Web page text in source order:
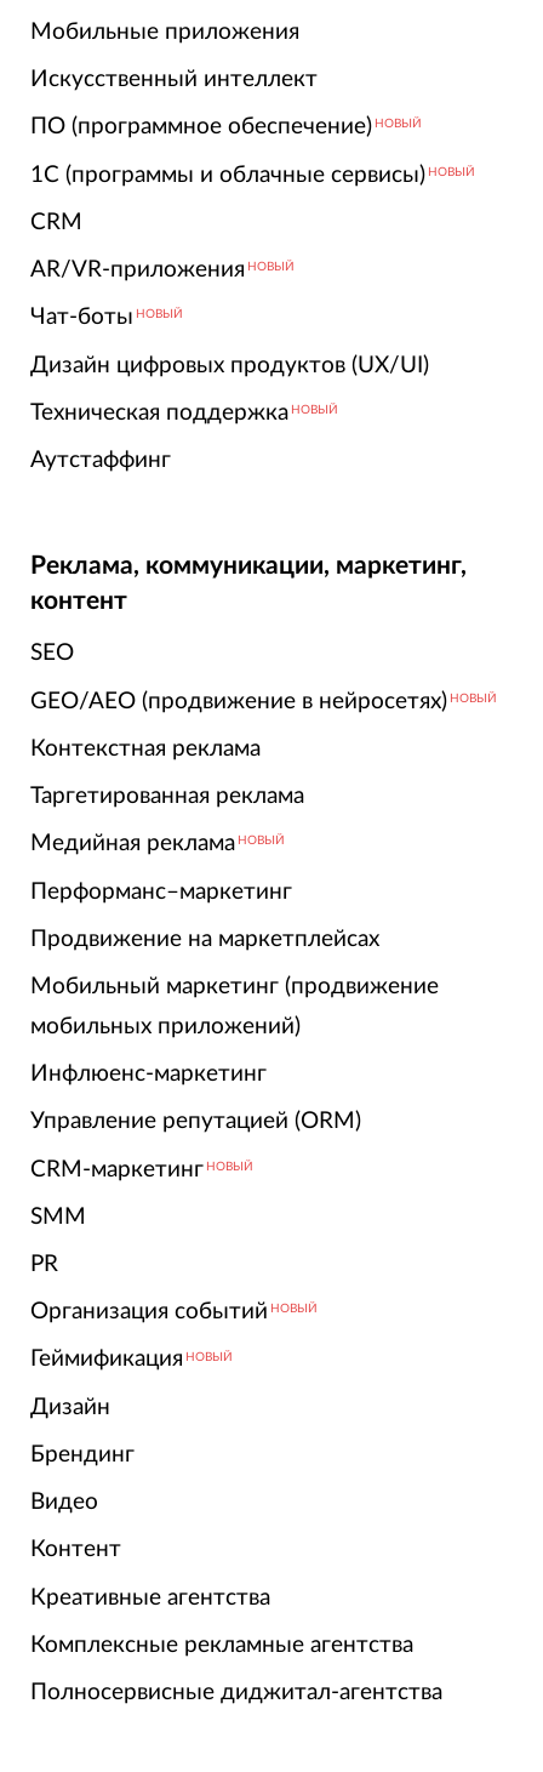
Мобильные приложения
Искусственный интеллект
ПО (программное обеспечение) НОВЫЙ
1С (программы и облачные сервисы) НОВЫЙ
CRM
AR/VR-приложения НОВЫЙ
Чат-боты НОВЫЙ
Дизайн цифровых продуктов (UX/UI)
Техническая поддержка НОВЫЙ
Аутстаффинг
Реклама, коммуникации, маркетинг,
контент
SEO
GEO/AEO (продвижение в нейросетях) НОВЫЙ
Контекстная реклама
Таргетированная реклама
Медийная реклама НОВЫЙ
Перформанс–маркетинг
Продвижение на маркетплейсах
Мобильный маркетинг (продвижение
мобильных приложений)
Инфлюенс-маркетинг
Управление репутацией (ORM)
CRM-маркетинг НОВЫЙ
SMM
PR
Организация событий НОВЫЙ
Геймификация НОВЫЙ
Дизайн
Брендинг
Видео
Контент
Креативные агентства
Комплексные рекламные агентства
Полносервисные диджитал-агентства